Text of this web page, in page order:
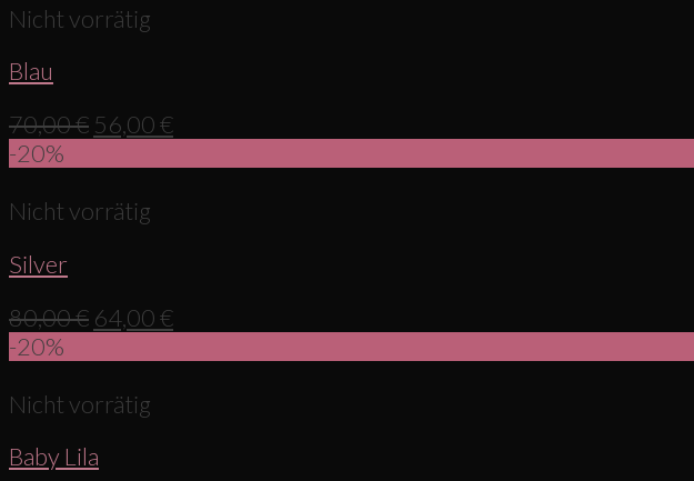
Nicht vorrätig
Blau
70,00€ 56,00€
-20%
Nicht vorrätig
Silver
80,00€ 64,00€
-20%
Nicht vorrätig
Baby Lila